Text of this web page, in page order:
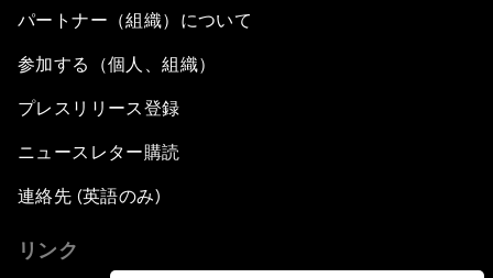
パートナー（組織）について
参加する（個人、組織）
プレスリリース登録
ニュースレター購読
連絡先 (英語のみ)
リンク